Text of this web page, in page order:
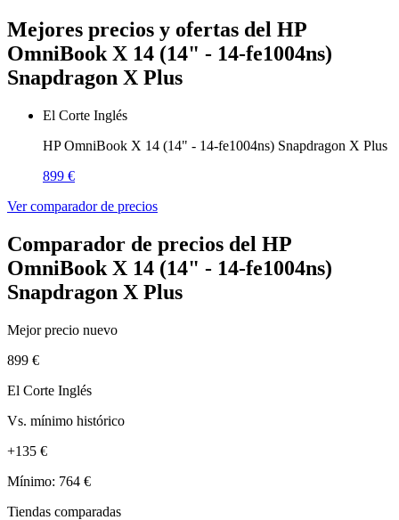
Mejores precios y ofertas del HP
OmniBook X 14 (14" - 14-fe1004ns)
Snapdragon X Plus
El Corte Inglés
HP OmniBook X 14 (14" - 14-fe1004ns) Snapdragon X Plus
899 €
Ver comparador de precios
Comparador de precios del HP
OmniBook X 14 (14" - 14-fe1004ns)
Snapdragon X Plus
Mejor precio nuevo
899 €
El Corte Inglés
Vs. mínimo histórico
+135 €
Mínimo: 764 €
Tiendas comparadas